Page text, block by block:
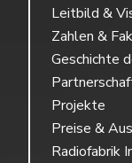
Leitbild &
Zahlen &
Geschichte
Projekte
Preise &
Radiofabrik